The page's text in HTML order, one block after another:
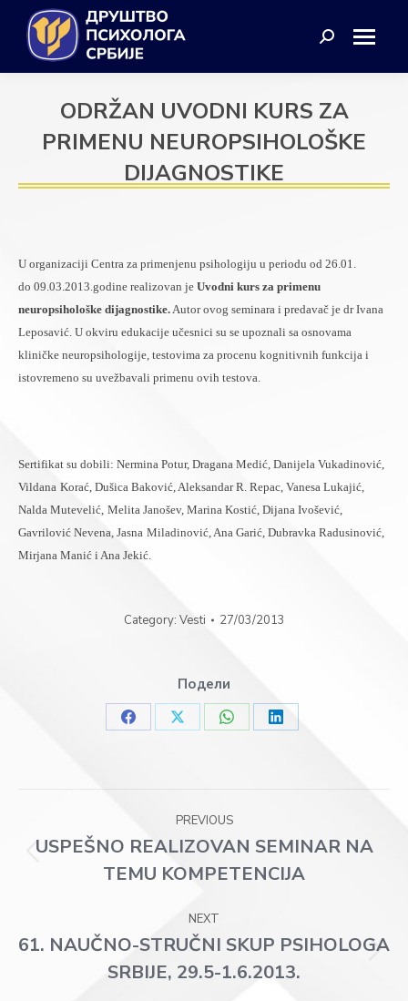
Search:
ODRŽAN UVODNI KURS ZA
PRIMENU NEUROPSIHOLOŠKE
DIJAGNOSTIKE
U organizaciji Centra za primenjenu psihologiju u periodu od 26.01.
do 09.03.2013.godine realizovan je Uvodni kurs za primenu
neuropsihološke dijagnostike.Autor ovog seminara i predavač je dr Ivana
Leposavić. U okviru edukacije učesnici su se upoznali sa osnovama
kliničke neuropsihologije, testovima za procenu kognitivnih funkcija i
istovremeno su uvežbavali primenu ovih testova.
Sertifikat su dobili: Nermina Potur, Dragana Medić, Danijela Vukadinović,
Vildana Korać, Dušica Baković, Aleksandar R. Repac, Vanesa Lukajić,
Nalda Mutevelić, Melita Janošev, Marina Kostić, Dijana Ivošević,
Gavrilović Nevena, Jasna Miladinović, Ana Garić, Dubravka Radusinović,
Mirjana Manić i Ana Jekić.
Category: Vesti 27/03/2013
Подели
Share
Share
Share
Share
navigation
PREVIOUS
post:
USPEŠNO REALIZOVAN SEMINAR NA
TEMU KOMPETENCIJA
NEXT
post:
61. NAUČNO-STRUČNI SKUP PSIHOLOGA
SRBIJE, 29.5-1.6.2013.